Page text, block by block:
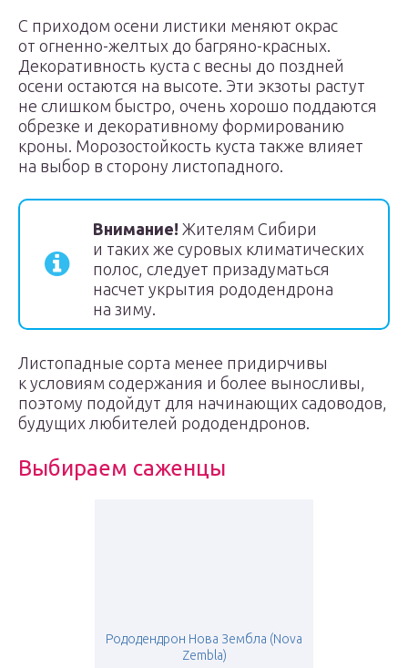
С приходом осени листики меняют окрас
от огненно-желтых до багряно-красных.
Декоративность куста с весны до поздней
осени остаются на высоте. Эти экзоты растут
не слишком быстро, очень хорошо поддаются
обрезке и декоративному формированию
кроны. Морозостойкость куста также влияет
на выбор в сторону листопадного.
Внимание! Жителям Сибири
и таких же суровых климатических
полос, следует призадуматься
насчет укрытия рододендрона
на зиму.
Листопадные сорта менее придирчивы
к условиям содержания и более выносливы,
поэтому подойдут для начинающих садоводов,
будущих любителей рододендронов.
Выбираем саженцы
Рододендрон Нова Зембла (Nova
Zembla)